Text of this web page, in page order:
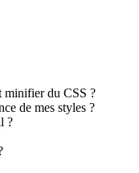
minifier du CSS ?
de mes styles ?
?